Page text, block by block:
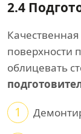
2.4
поверхности
облицевать
1